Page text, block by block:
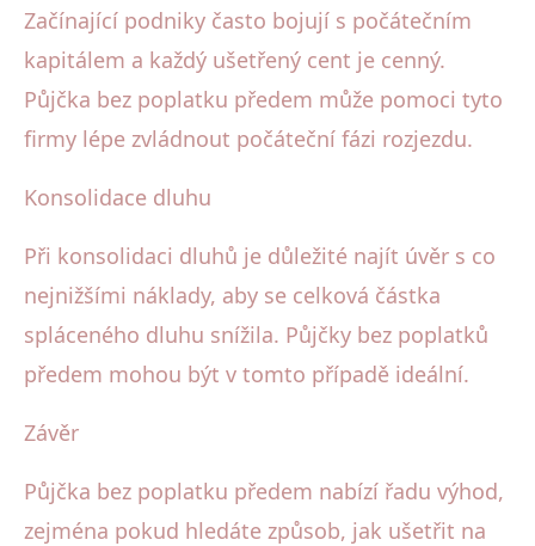
Začínající podniky často bojují s počátečním
kapitálem a každý ušetřený cent je cenný.
Půjčka bez poplatku předem může pomoci tyto
firmy lépe zvládnout počáteční fázi rozjezdu.
Konsolidace dluhu
Při konsolidaci dluhů je důležité najít úvěr s co
nejnižšími náklady, aby se celková částka
spláceného dluhu snížila. Půjčky bez poplatků
předem mohou být v tomto případě ideální.
Závěr
Půjčka bez poplatku předem nabízí řadu výhod,
zejména pokud hledáte způsob, jak ušetřit na